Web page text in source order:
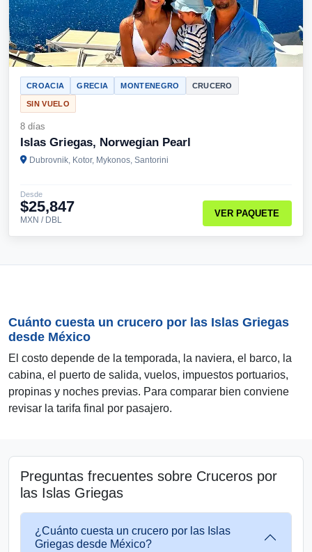
CROACIA GRECIA MONTENEGRO CRUCERO
SIN VUELO
8 días
Islas Griegas, Norwegian Pearl
Dubrovnik, Kotor, Mykonos, Santorini
Desde
$25,847
MXN / DBL
VER PAQUETE
Cuánto cuesta un crucero por las Islas Griegas
desde México
El costo depende de la temporada, la naviera, el barco, la
cabina, el puerto de salida, vuelos, impuestos portuarios,
propinas y noches previas. Para comparar bien conviene
revisar la tarifa final por pasajero.
Preguntas frecuentes sobre Cruceros por
las Islas Griegas
¿Cuánto cuesta un crucero por las Islas
Griegas desde México?